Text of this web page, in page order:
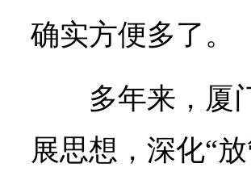
确实方便多了。
多年来，厦
展思想，深化“